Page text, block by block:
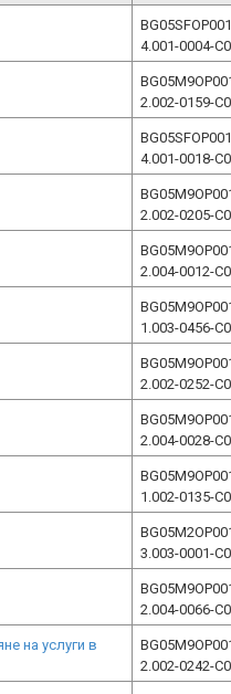
4.001-0004-
2.002-0159-
4.001-0018-
2.002-0205-
2.004-0012-
1.003-0456-
2.002-0252-
2.004-0028-
1.002-0135-
3.003-0001-
2.004-0066-
на услуги в
2.002-0242-